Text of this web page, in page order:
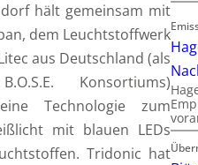
hält gemeinsam mit
dem Leuchtstoffwerk
aus Deutschland (als
Konsortiums)
Technologie zum
mit blauen LEDs
Tridonic hat